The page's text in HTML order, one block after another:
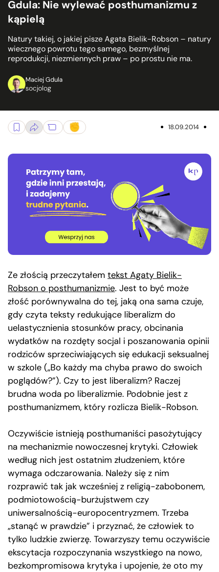
Gdula: Nie wylewać posthumanizmu z
kąpielą
Natury takiej, o jakiej pisze Agata Bielik-Robson – natury
wiecznego powrotu tego samego, bezmyślnej
reprodukcji, niezmiennych praw – po prostu nie ma.
Maciej Gdula
socjolog
18.09.2014
Ze złością przeczytałem tekst Agaty Bielik-
Robson o posthumanizmie. Jest to być może
złość porównywalna do tej, jaką ona sama czuje,
gdy czyta teksty redukujące liberalizm do
uelastycznienia stosunków pracy, obcinania
wydatków na rozdęty socjal i poszanowania opinii
rodziców sprzeciwiających się edukacji seksualnej
w szkole („Bo każdy ma chyba prawo do swoich
poglądów?”). Czy to jest liberalizm? Raczej
brudna woda po liberalizmie. Podobnie jest z
posthumanizmem, który rozlicza Bielik-Robson.
Oczywiście istnieją posthumaniści pasożytujący
na mechanizmie nowoczesnej krytyki. Człowiek
według nich jest ostatnim złudzeniem, które
wymaga odczarowania. Należy się z nim
rozprawić tak jak wcześniej z religią-zabobonem,
podmiotowością-burżujstwem czy
uniwersalnością-europocentryzmem. Trzeba
„stanąć w prawdzie” i przyznać, że człowiek to
tylko ludzkie zwierzę. Towarzyszy temu oczywiście
ekscytacja rozpoczynania wszystkiego na nowo,
bezkompromisowa krytyka i upojenie, że oto my